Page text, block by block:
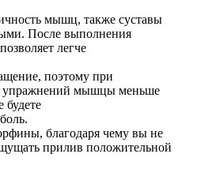
мышц, также суставы
После выполнения
легче
поэтому при
упражнений мышцы меньше
будете
благодаря чему вы не
прилив положительной